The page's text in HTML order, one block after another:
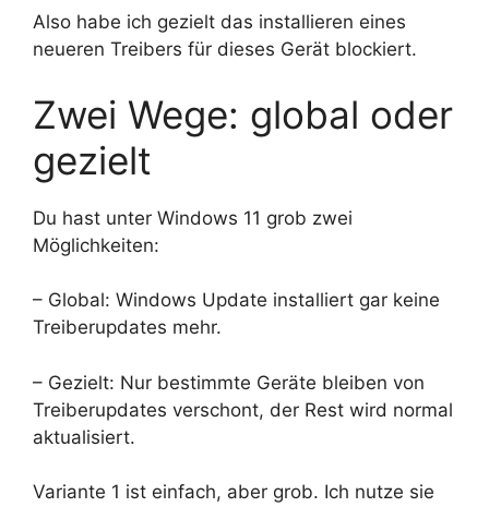
Also habe ich gezielt das installieren eines
neueren Treibers für dieses Gerät blockiert.
Zwei Wege: global oder
gezielt
Du hast unter Windows 11 grob zwei
Möglichkeiten:
– Global: Windows Update installiert gar keine
Treiberupdates mehr.
– Gezielt: Nur bestimmte Geräte bleiben von
Treiberupdates verschont, der Rest wird normal
aktualisiert.
Variante 1 ist einfach, aber grob. Ich nutze sie